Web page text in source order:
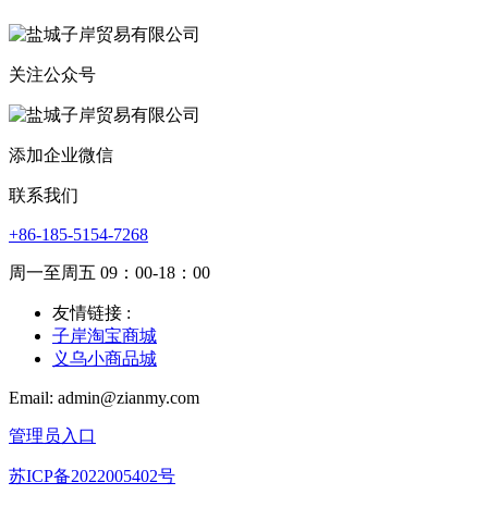
关注公众号
添加企业微信
联系我们
+86-185-5154-7268
周一至周五 09：00-18：00
友情链接 :
子岸淘宝商城
义乌小商品城
Email: admin@zianmy.com
管理员入口
苏ICP备2022005402号